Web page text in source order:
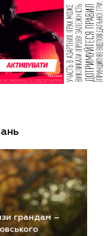
грандам –